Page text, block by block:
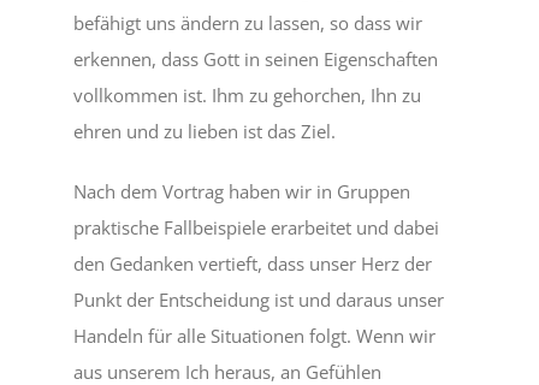
befähigt uns ändern zu lassen, so dass wir
erkennen, dass Gott in seinen Eigenschaften
vollkommen ist. Ihm zu gehorchen, Ihn zu
ehren und zu lieben ist das Ziel.
Nach dem Vortrag haben wir in Gruppen
praktische Fallbeispiele erarbeitet und dabei
den Gedanken vertieft, dass unser Herz der
Punkt der Entscheidung ist und daraus unser
Handeln für alle Situationen folgt. Wenn wir
aus unserem Ich heraus, an Gefühlen